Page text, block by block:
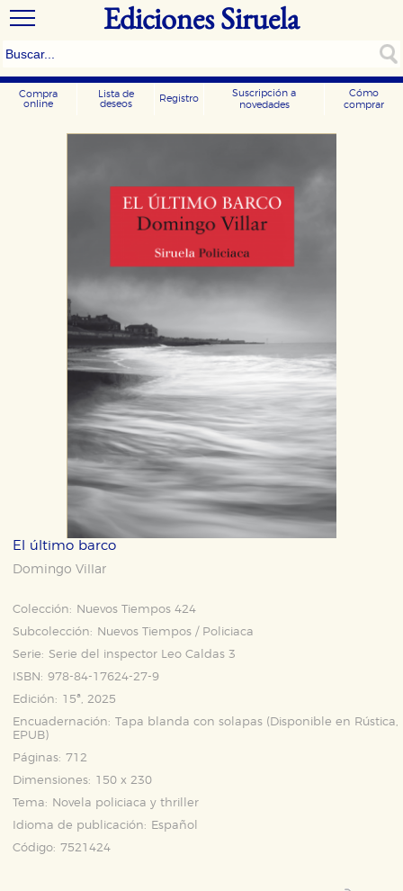
Ediciones Siruela
Compra
online
Lista de
deseos
Registro
Suscripción a
novedades
Cómo
comprar
El último barco
Domingo Villar
Colección:
Nuevos Tiempos 424
Subcolección:
Nuevos Tiempos / Policiaca
Serie: Serie del inspector Leo Caldas 3
ISBN: 978-84-17624-27-9
Edición: 15ª, 2025
Encuadernación: Tapa blanda con solapas (Disponible en Rústica,
EPUB)
Páginas: 712
Dimensiones: 150 x 230
Tema:
Novela policiaca y thriller
Idioma de publicación:
Español
Código: 7521424